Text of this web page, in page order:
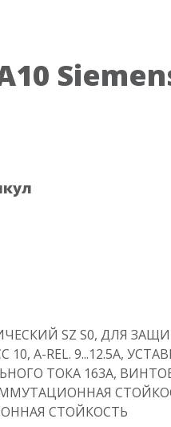
SZ S0, ДЛЯ
A-REL. 9...12.5A,
ТОКА 163A,
СТОЙКОСТЬ